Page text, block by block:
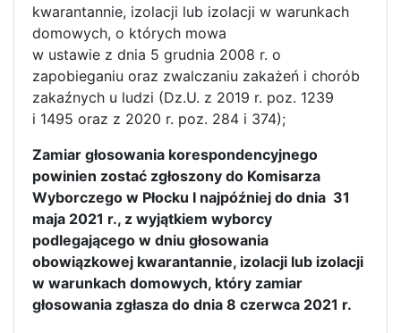
kwarantannie, izolacji lub izolacji w warunkach
domowych, o których mowa
w ustawie z dnia 5 grudnia 2008 r. o
zapobieganiu oraz zwalczaniu zakażeń i chorób
zakaźnych u ludzi (Dz.U. z 2019 r. poz. 1239
i 1495 oraz z 2020 r. poz. 284 i 374);
Zamiar głosowania korespondencyjnego
powinien zostać zgłoszony do Komisarza
Wyborczego w Płocku I najpóźniej do dnia 31
maja 2021 r., z wyjątkiem wyborcy
podlegającego w dniu głosowania
obowiązkowej kwarantannie, izolacji lub izolacji
w warunkach domowych, który zamiar
głosowania zgłasza do dnia 8 czerwca 2021 r.